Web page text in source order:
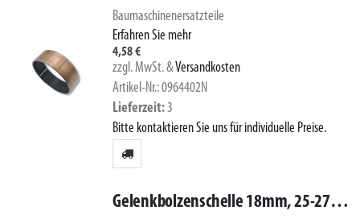
Baumaschinenersatzteile
Erfahren Sie mehr
4,58 €
zzgl. MwSt.&Versandkosten
Artikel-Nr.: 0964402N
Lieferzeit 3
Bitte kontaktieren Sie uns für individuelle Preise.
Gelenkbolzenschelle 18mm, 25-27mm, 1.4016